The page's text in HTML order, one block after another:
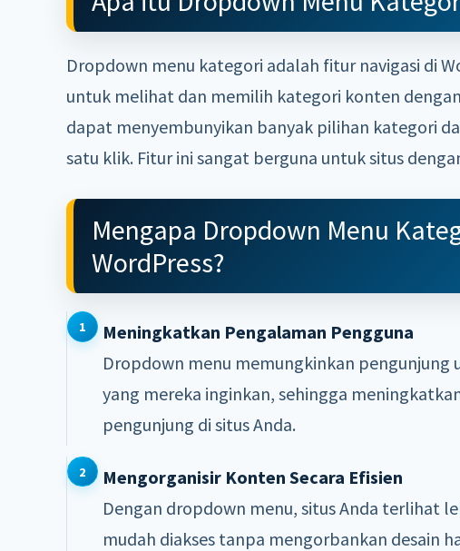
Dropdown menu kategori adalah fitur navigasi di
untuk melihat dan memilih kategori konten
dapat menyembunyikan banyak pilihan kategori
satu klik. Fitur ini sangat berguna untuk situs
Mengapa Dropdown Menu
WordPress?
Meningkatkan Pengalaman Pengguna
Dropdown menu memungkinkan pengunjung
yang mereka inginkan, sehingga
pengunjung di situs Anda.
Mengorganisir Konten Secara Efisien
Dengan dropdown menu, situs Anda terlihat
mudah diakses tanpa mengorbankan desain